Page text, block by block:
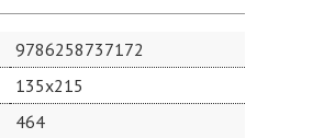
9786258737172
135x215
464